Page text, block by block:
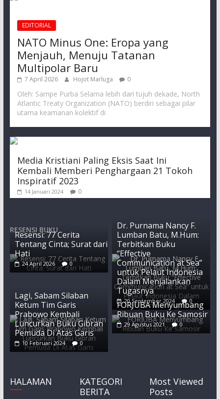
EDITORIAL
NATO Minus One: Eropa yang
Menjauh, Menuju Tatanan
Multipolar Baru
7 April 2026 Hojot Marluga 0
Oleh: Sampe Purba Selama lebih dari tujuh dekade, North
Atlantic Treaty Organization (NATO) berdiri sebagai pilar
utama keamanan kolektif di
Media Kristiani Paling Eksis Saat Ini
Kembali Memberi Penghargaan 21 Tokoh
Inspiratif 2023
14 Januari 2024 0
RESENSI BUKU
Resensi: 77 Cerita
Tentang Cinta; Surat dari
Hati
24 April 2026 0
Dr. Purnama Nancy F.
Lumban Batu, M.Hum:
Terbitkan Buku
“Effective
Communication at Sea”
untuk Pelaut Indonesia
Dalam Menjalankan
Tugasnya
20 September 2024 0
Lagi, Sabam Silaban
Ketum Tim Garis
Prabowo Kembali
Luncurkan Buku Gibran
Pemuda Di Atas Garis
10 Februari 2024 0
FORJUBA Menyumbang
Ribuan Buku Ke Samosir
29 Agustus 2021 0
HALAMAN
KATEGORI
BERITA
Most Viewed
Posts